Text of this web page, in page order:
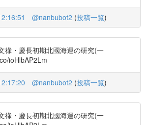
@nanbubot2 (投稿一覧)
祿・慶長初期北國海運の研究(一
ioHlbAP2Lm
@nanbubot2 (投稿一覧)
祿・慶長初期北國海運の研究(一